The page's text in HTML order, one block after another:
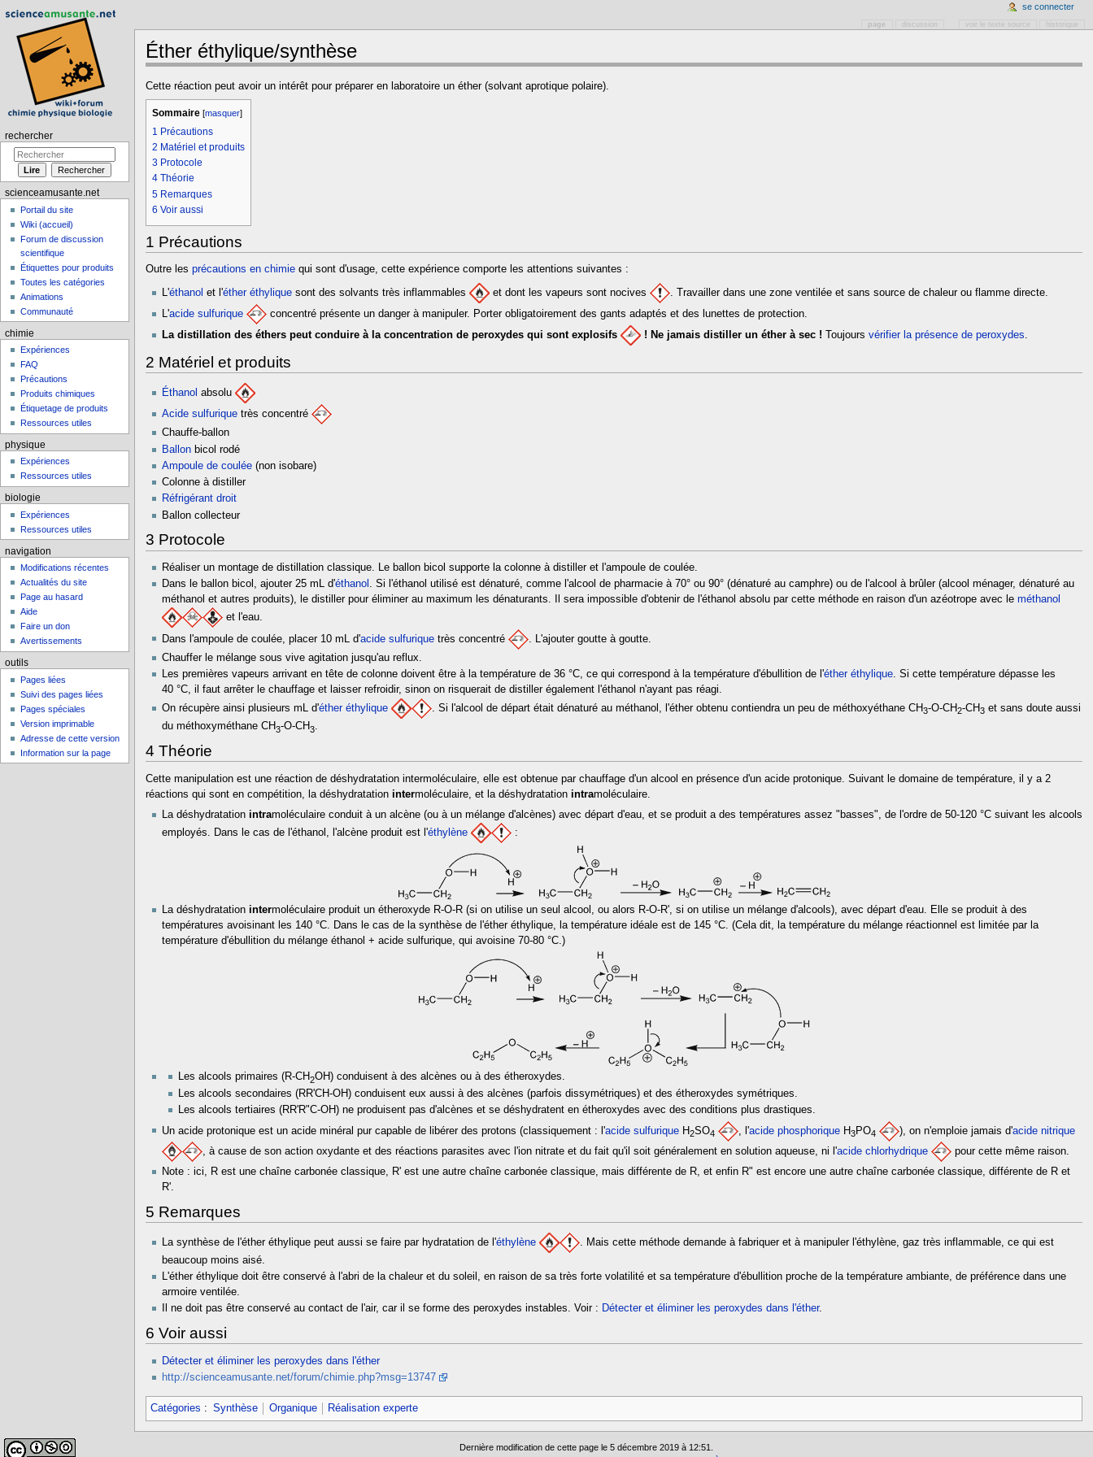
Éther éthylique/synthèse
Cette réaction peut avoir un intérêt pour préparer en laboratoire un éther (solvant aprotique polaire).
Sommaire[masquer]
1 Précautions
2 Matériel et produits
3 Protocole
4 Théorie
5 Remarques
6 Voir aussi
1 Précautions
Outre les précautions en chimiequi sont d'usage, cette expérience comporte les attentions suivantes :
L'éthanol et l'éther éthylique sont des solvants très inflammables et dont les vapeurs sont nocives
. Travailler dans une zone ventilée et sans source de chaleur ou flamme directe.
L'acide sulfurique
concentré présente un danger à manipuler. Porter obligatoirement des gants adaptés et des lunettes de protection.
La distillation des éthers peut conduire à la concentration de peroxydes qui sont explosifs
! Ne jamais distiller un éther à sec ! Toujoursvérifier la présence de peroxydes.
2 Matériel et produits
Éthanol absolu
Acide sulfurique très concentré
Chauffe-ballon
Ballon bicol rodé
Ampoule de coulée (non isobare)
Colonne à distiller
Réfrigérant droit
Ballon collecteur
3 Protocole
Réaliser un montage de distillation classique. Le ballon bicol supporte la colonne à distiller et l'ampoule de coulée.
Dans le ballon bicol, ajouter 25 mL d'éthanol . Si l'éthanol utilisé est dénaturé, comme l'alcool de pharmacie à 70° ou 90° (dénaturé au camphre) ou de l'alcool à brûler (alcool ménager, dénaturé au
méthanol et autres produits), le distiller pour éliminer au maximum les dénaturants. Il sera impossible d'obtenir de l'éthanol absolu par cette méthode en raison d'un azéotrope avec leméthanol
et l'eau.
Dans l'ampoule de coulée, placer 10 mL d'acide sulfurique très concentré
. L'ajouter goutte à goutte.
Chauffer le mélange sous vive agitation jusqu'au reflux.
Les premières vapeurs arrivant en tête de colonne doivent être à la température de 36 °C, ce qui correspond à la température d'ébullition de l'éther éthylique. Si cette température dépasse les
40 °C, il faut arrêter le chauffage et laisser refroidir, sinon on risquerait de distiller également l'éthanol n'ayant pas réagi.
On récupère ainsi plusieurs mL d'éther éthylique . Si l'alcool de départ était dénaturé au méthanol, l'éther obtenu contiendra un peu de méthoxyéthane CH3-O-CH2-CH3 et sans doute aussi
du méthoxyméthane CH3-O-CH3.
4 Théorie
Cette manipulation est une réaction de déshydratation intermoléculaire, elle est obtenue par chauffage d'un alcool en présence d'un acide protonique. Suivant le domaine de température, il y a 2
réactions qui sont en compétition, la déshydratation intermoléculaire, et la déshydratation intramoléculaire.
La déshydratation intramoléculaire conduit à un alcène (ou à un mélange d'alcènes) avec départ d'eau, et se produit a des températures assez "basses", de l'ordre de 50-120 °C suivant les alcools
employés. Dans le cas de l'éthanol, l'alcène produit est l'éthylène :
La déshydratation intermoléculaire produit un étheroxyde R-O-R (si on utilise un seul alcool, ou alors R-O-R', si on utilise un mélange d'alcools), avec départ d'eau. Elle se produit à des
températures avoisinant les 140 °C. Dans le cas de la synthèse de l'éther éthylique, la température idéale est de 145 °C. (Cela dit, la température du mélange réactionnel est limitée par la
température d'ébullition du mélange éthanol + acide sulfurique, qui avoisine 70-80 °C.)
Les alcools primaires (R-CH2OH) conduisent à des alcènes ou à des étheroxydes.
Les alcools secondaires (RR'CH-OH) conduisent eux aussi à des alcènes (parfois dissymétriques) et des étheroxydes symétriques.
Les alcools tertiaires (RR'R"C-OH) ne produisent pas d'alcènes et se déshydratent en étheroxydes avec des conditions plus drastiques.
Un acide protonique est un acide minéral pur capable de libérer des protons (classiquement : l'acide sulfurique H2SO4 , l'acide phosphorique H3PO4 ), on n'emploie jamais d'acide nitrique
, à cause de son action oxydante et des réactions parasites avec l'ion nitrate et du fait qu'il soit généralement en solution aqueuse, ni l'acide chlorhydrique
pour cette même raison.
Note : ici, R est une chaîne carbonée classique, R' est une autre chaîne carbonée classique, mais différente de R, et enfin R" est encore une autre chaîne carbonée classique, différente de R et
R'.
5 Remarques
La synthèse de l'éther éthylique peut aussi se faire par hydratation de l'éthylène
. Mais cette méthode demande à fabriquer et à manipuler l'éthylène, gaz très inflammable, ce qui est
beaucoup moins aisé.
L'éther éthylique doit être conservé à l'abri de la chaleur et du soleil, en raison de sa très forte volatilité et sa température d'ébullition proche de la température ambiante, de préférence dans une
armoire ventilée.
Il ne doit pas être conservé au contact de l'air, car il se forme des peroxydes instables. Voir : Détecter et éliminer les peroxydes dans l'éther.
6 Voir aussi
Détecter et éliminer les peroxydes dans l'éther
http://scienceamusante.net/forum/chimie.php?msg=13747
Catégories : Synthèse Organique Réalisation experte
page discussion voir le texte source historique
se connecter
rechercher
scienceamusante.net
Portail du site
Wiki (accueil)
Forum de discussion
scientifique
Étiquettes pour produits
Toutes les catégories
Animations
Communauté
chimie
Expériences
FAQ
Précautions
Produits chimiques
Étiquetage de produits
Ressources utiles
physique
Expériences
Ressources utiles
biologie
Expériences
Ressources utiles
navigation
Modifications récentes
Actualités du site
Page au hasard
Aide
Faire un don
Avertissements
outils
Pages liées
Suivi des pages liées
Pages spéciales
Version imprimable
Adresse de cette version
Information sur la page
Dernière modification de cette page le 5 décembre 2019 à 12:51.